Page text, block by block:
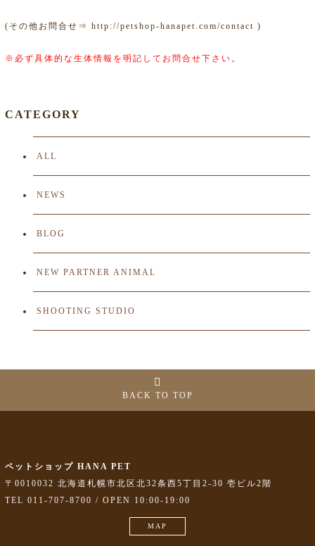
(その他お問合せ⇒ http://petshop-hanapet.com/contact )
※必ず具体的な生体情報を明記してお問合せ下さい。
CATEGORY
ALL
NEWS
BLOG
NEW PARTNER ANIMAL
SHOOTING STUDIO
BACK TO TOP
ペットショップ HANA PET
〒0010032 北海道札幌市北区北32条西5丁目2-30 壱ビル2階
TEL 011-707-8700 / OPEN 10:00-19:00
MAP